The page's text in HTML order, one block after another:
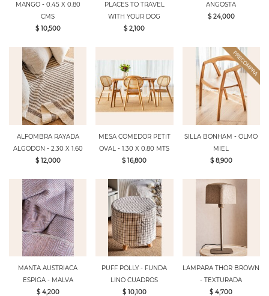
MANGO - 0.45 X 0.80
CMS
$ 10,500
PLACES TO TRAVEL
WITH YOUR DOG
$ 2,100
ANGOSTA
$ 24,000
ALFOMBRA RAYADA
ALGODON - 2.30 X 1.60
$ 12,000
MESA COMEDOR PETIT
OVAL - 1.30 X 0.80 MTS
$ 16,800
SILLA BONHAM - OLMO
MIEL
$ 8,900
MANTA AUSTRIACA
ESPIGA - MALVA
$ 4,200
PUFF POLLY - FUNDA
LINO CUADROS
$ 10,100
LAMPARA THOR BROWN
- TEXTURADA
$ 4,700